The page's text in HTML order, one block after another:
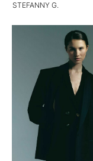
STEFANNY G.